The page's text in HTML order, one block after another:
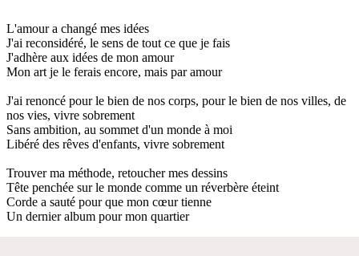
L'amour a changé mes idées
J'ai reconsidéré, le sens de tout ce que je fais
J'adhère aux idées de mon amour
Mon art je le ferais encore, mais par amour
J'ai renoncé pour le bien de nos corps, pour le bien de nos villes, de
nos vies, vivre sobrement
Sans ambition, au sommet d'un monde à moi
Libéré des rêves d'enfants, vivre sobrement
Trouver ma méthode, retoucher mes dessins
Tête penchée sur le monde comme un réverbère éteint
Corde a sauté pour que mon cœur tienne
Un dernier album pour mon quartier